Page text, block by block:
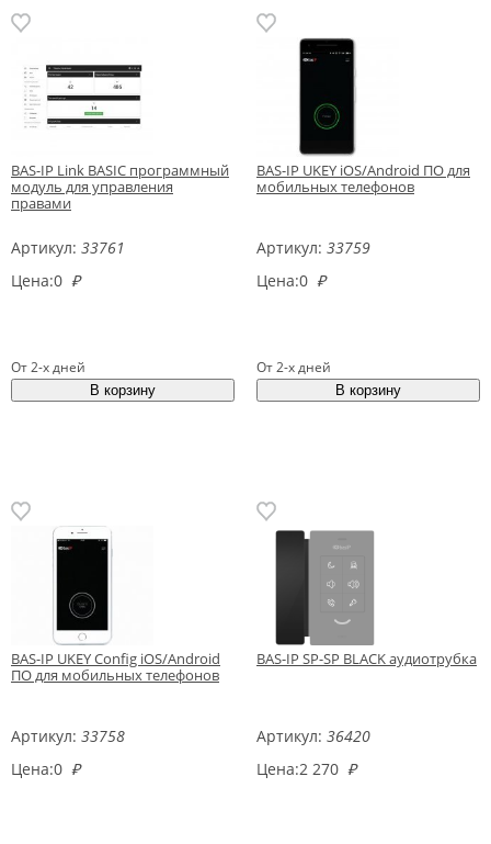
BAS-IP Link BASIC программный
модуль для управления
правами
Артикул: 33761
Цена:0 ₽
От 2-х дней
BAS-IP UKEY iOS/Android ПО для
мобильных телефонов
Артикул: 33759
Цена:0 ₽
От 2-х дней
BAS-IP UKEY Config iOS/Android
ПО для мобильных телефонов
Артикул: 33758
Цена:0 ₽
BAS-IP SP-SP BLACK аудиотрубка
Артикул: 36420
Цена:2 270 ₽